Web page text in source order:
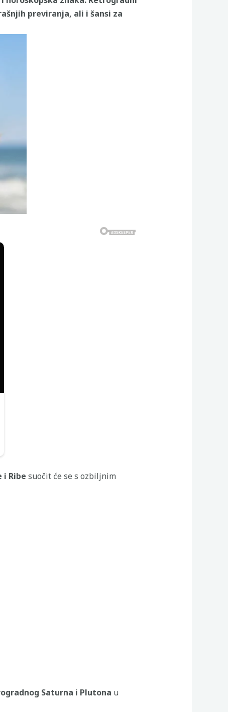
previranja, ali i šansi za
i Ribe suočit će se s ozbiljnim
Saturna i Plutona u